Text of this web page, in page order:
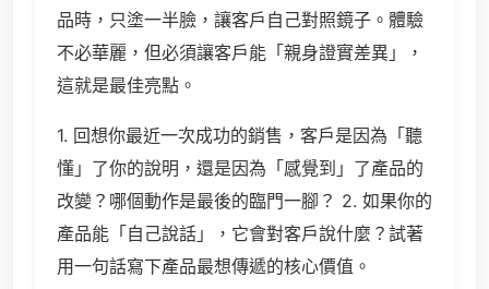
品時，只塗一半臉，讓客戶自己對照鏡子。體驗
不必華麗，但必須讓客戶能「親身證實差異」，
這就是最佳亮點。
1. 回想你最近一次成功的銷售，客戶是因為「聽
懂」了你的說明，還是因為「感覺到」了產品的
改變？哪個動作是最後的臨門一腳？ 2. 如果你的
產品能「自己說話」，它會對客戶說什麼？試著
用一句話寫下產品最想傳遞的核心價值。